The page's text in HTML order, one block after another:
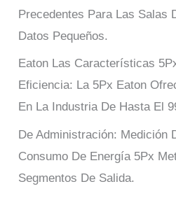
Precedentes Para Las Salas
Datos Pequeños.
Eaton Las Características
Eficiencia: La 5Px Eaton
En La Industria De Hasta El
De Administración: Medición
Consumo De Energía 5Px
Segmentos De Salida.